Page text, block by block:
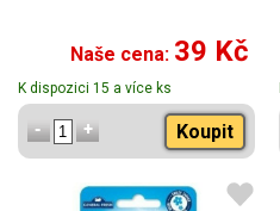
Naše cena: 39 Kč
K dispozici 15 a více ks
Koupit